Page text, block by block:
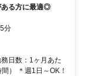
ある方に最適◎
分
日数：1ヶ月あた
） ＊週1日～OK！